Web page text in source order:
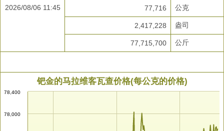
2026/08/06 11:45 77,716 公克
2,417,228 盎司
77,715,700 公斤
钯金的马拉维客瓦查价格(每公克的价格)
78,000
78,400